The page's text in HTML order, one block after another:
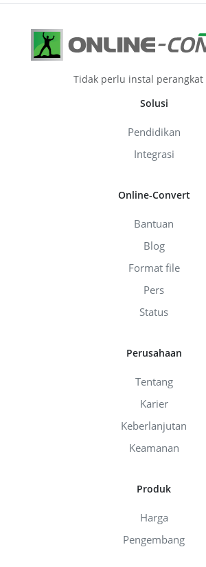
Tidak perlu instal perangkat
Solusi
Pendidikan
Integrasi
Online-Convert
Bantuan
Blog
Format file
Pers
Status
Perusahaan
Tentang
Karier
Keberlanjutan
Keamanan
Produk
Harga
Pengembang